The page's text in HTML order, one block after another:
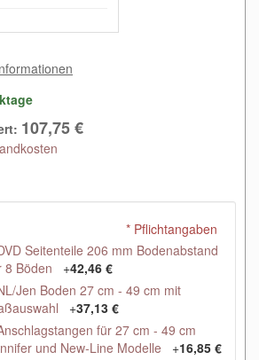
107,75 €
Seitenteile 206 mm Bodenabstand
8 Böden
+42,46 €
Jen Boden 27 cm - 49 cm mit
+37,13 €
für 27 cm - 49 cm
und New-Line Modelle
+16,85 €
* Pflichtangaben